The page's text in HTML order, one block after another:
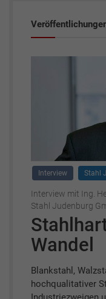
Interview Stahl
Interview mit Ing.
Stahl Judenburg
Wandel
Blankstahl,
hochqualitativer